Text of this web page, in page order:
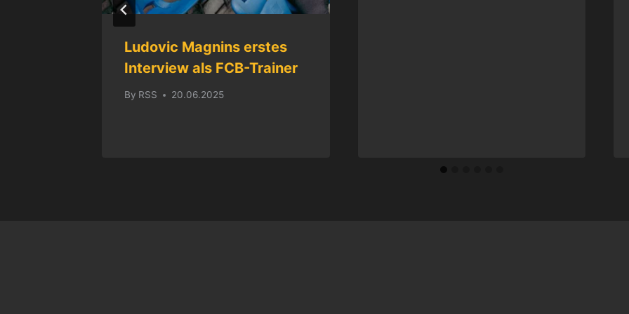
Ludovic Magnins erstes
Interview als FCB-Trainer
By RSS 20.06.2025